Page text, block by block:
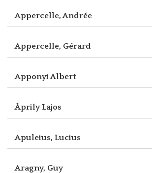
Appercelle, Andrée
Appercelle, Gérard
Apponyi Albert
Áprily Lajos
Apuleius, Lucius
Aragny, Guy